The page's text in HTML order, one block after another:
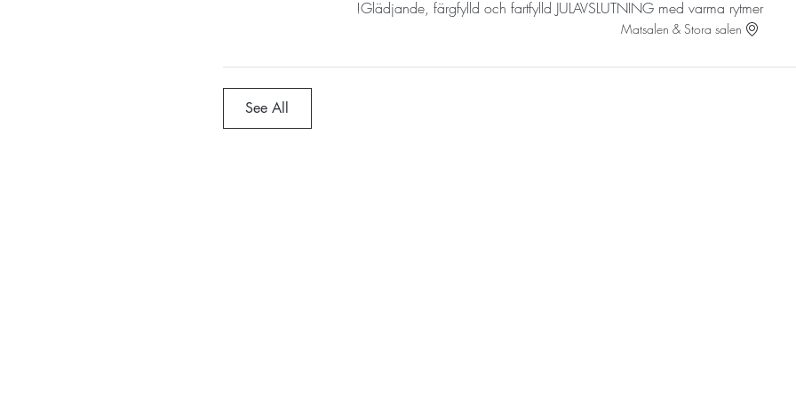
Glädjande, färgfylld och fartfylld JULAVSLUTNING med varma rytmer!
Matsalen & Stora salen
See All